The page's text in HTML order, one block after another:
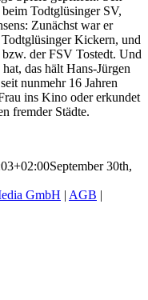
Todtglüsinger SV,
Zunächst war er
Kickern, und
der FSV Tostedt. Und
das hält Hans-Jürgen
nunmehr 16 Jahren
ins Kino oder erkundet
fremder Städte.
September 30th,
GmbH | AGB |